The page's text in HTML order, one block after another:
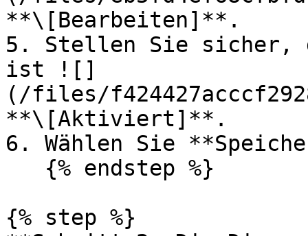
**\[Bearbeiten]**.
5. Stellen Sie sicher,
ist ![]
(/files/
**\[Aktiviert]**.
6. Wählen Sie
{% step %}